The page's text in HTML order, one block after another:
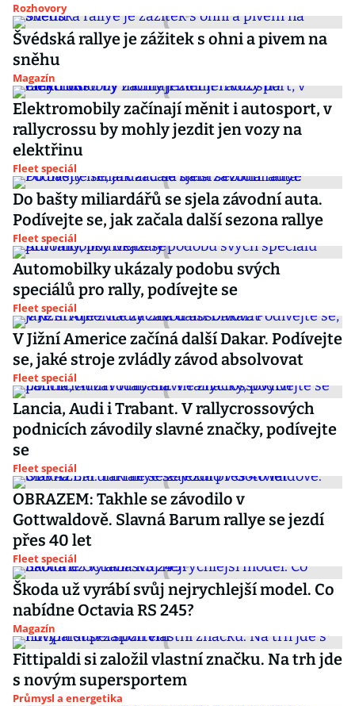
Rozhovory
Švédská rallye je zážitek s ohni a pivem na
sněhu
Magazín
Elektromobily začínají měnit i autosport, v
rallycrossu by mohly jezdit jen vozy na
elektřinu
Fleet speciál
Do bašty miliardářů se sjela závodní auta.
Podívejte se, jak začala další sezona rallye
Fleet speciál
Automobilky ukázaly podobu svých
speciálů pro rally, podívejte se
Fleet speciál
V Jižní Americe začíná další Dakar. Podívejte
se, jaké stroje zvládly závod absolvovat
Fleet speciál
Lancia, Audi i Trabant. V rallycrossových
podnicích závodily slavné značky, podívejte
se
Fleet speciál
OBRAZEM: Takhle se závodilo v
Gottwaldově. Slavná Barum rallye se jezdí
přes 40 let
Fleet speciál
Škoda už vyrábí svůj nejrychlejší model. Co
nabídne Octavia RS 245?
Magazín
Fittipaldi si založil vlastní značku. Na trh jde
s novým supersportem
Průmysl a energetika